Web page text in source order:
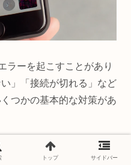
ラーを起こすことがあり
」「接続が切れる」など
つかの基本的な対策があ
トップ サイドバー